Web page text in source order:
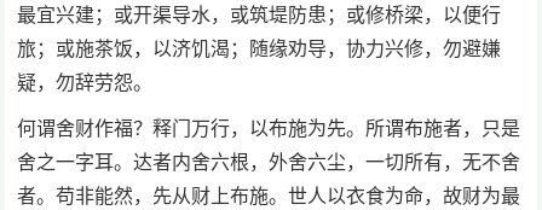
最宜兴建；或开渠导水，或筑堤防患；或修桥梁，以便行
旅；或施茶饭，以济饥渴；随缘劝导，协力兴修，勿避嫌
疑，勿辞劳怨。
何谓舍财作福？释门万行，以布施为先。所谓布施者，只是
舍之一字耳。达者内舍六根，外舍六尘，一切所有，无不舍
者。苟非能然，先从财上布施。世人以衣食为命，故财为最